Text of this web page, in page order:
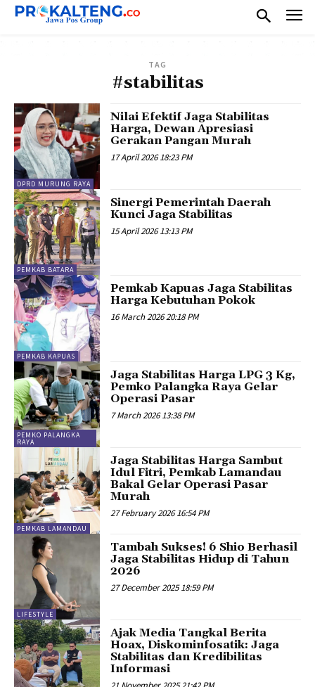
TAG
#stabilitas
DPRD MURUNG RAYA
Nilai Efektif Jaga Stabilitas
Harga, Dewan Apresiasi
Gerakan Pangan Murah
17 April 2026 18:23 PM
PEMKAB BATARA
Sinergi Pemerintah Daerah
Kunci Jaga Stabilitas
15 April 2026 13:13 PM
PEMKAB KAPUAS
Pemkab Kapuas Jaga Stabilitas
Harga Kebutuhan Pokok
16 March 2026 20:18 PM
PEMKO PALANGKA
RAYA
Jaga Stabilitas Harga LPG 3 Kg,
Pemko Palangka Raya Gelar
Operasi Pasar
7 March 2026 13:38 PM
PEMKAB LAMANDAU
Jaga Stabilitas Harga Sambut
Idul Fitri, Pemkab Lamandau
Bakal Gelar Operasi Pasar
Murah
27 February 2026 16:54 PM
LIFESTYLE
Tambah Sukses! 6 Shio Berhasil
Jaga Stabilitas Hidup di Tahun
2026
27 December 2025 18:59 PM
Ajak Media Tangkal Berita
Hoax, Diskominfosatik: Jaga
Stabilitas dan Kredibilitas
Informasi